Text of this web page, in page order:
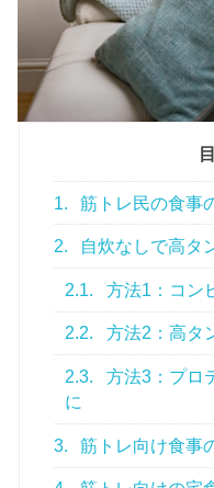
1. 筋トレ民の食事
2. 自炊なしで高タ
2.1. 方法1：コン
2.2. 方法2：高タ
2.3.
方法3：プロ
に
3. 筋トレ向け食事